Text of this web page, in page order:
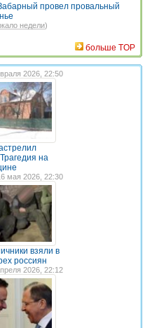
провел провальный
недели)
больше TOP
2026, 22:50
на
мая 2026, 22:30
взяли в
россиян
2026, 22:12